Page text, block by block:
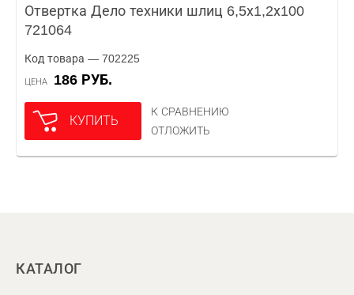
Отвертка Дело техники шлиц 6,5х1,2х100
721064
Код товара — 702225
ЦЕНА 186 РУБ.
КУПИТЬ
К СРАВНЕНИЮ
ОТЛОЖИТЬ
КАТАЛОГ